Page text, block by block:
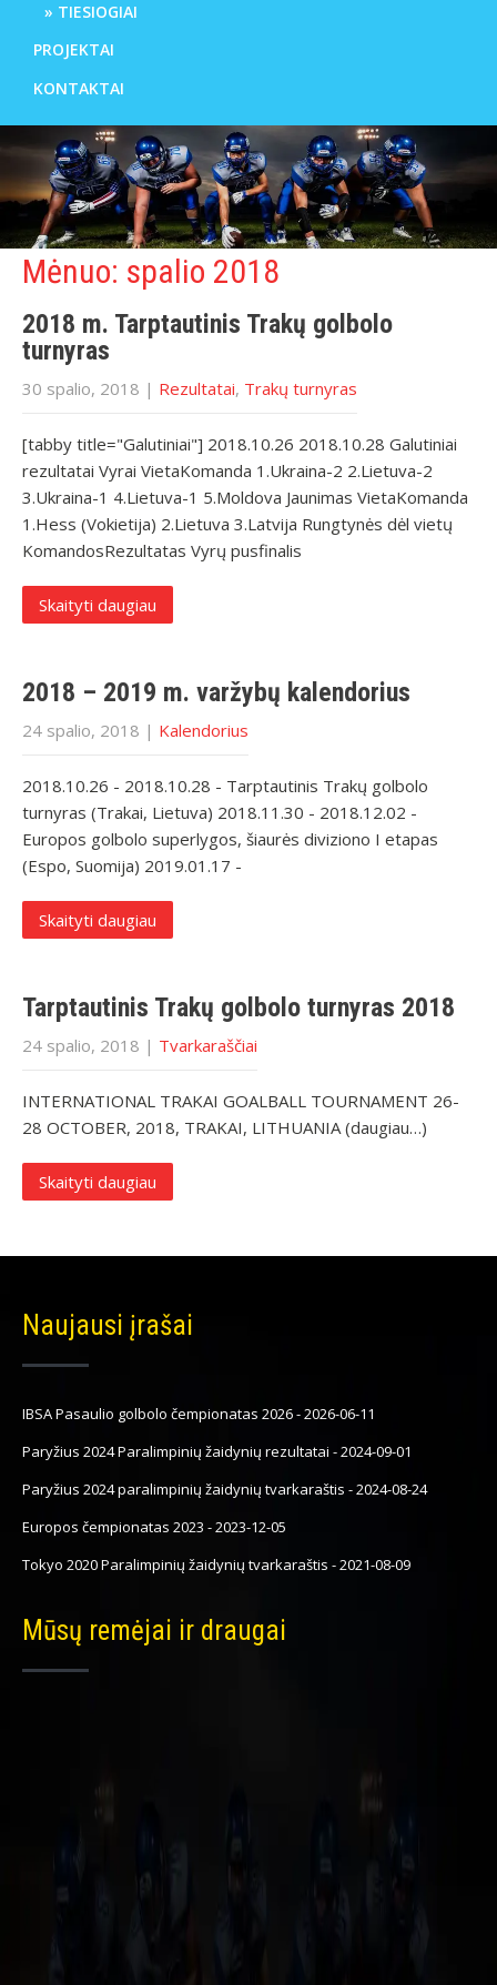
TIESIOGIAI
PROJEKTAI
KONTAKTAI
Mėnuo: spalio 2018
2018 m. Tarptautinis Trakų golbolo
turnyras
30 spalio, 2018 | Rezultatai, Trakų turnyras
[tabby title="Galutiniai"] 2018.10.26 2018.10.28 Galutiniai
rezultatai Vyrai VietaKomanda 1.Ukraina-2 2.Lietuva-2
3.Ukraina-1 4.Lietuva-1 5.Moldova Jaunimas VietaKomanda
1.Hess (Vokietija) 2.Lietuva 3.Latvija Rungtynės dėl vietų
KomandosRezultatas Vyrų pusfinalis
Skaityti daugiau
2018 – 2019 m. varžybų kalendorius
24 spalio, 2018 | Kalendorius
2018.10.26 - 2018.10.28 - Tarptautinis Trakų golbolo
turnyras (Trakai, Lietuva) 2018.11.30 - 2018.12.02 -
Europos golbolo superlygos, šiaurės diviziono I etapas
(Espo, Suomija) 2019.01.17 -
Skaityti daugiau
Tarptautinis Trakų golbolo turnyras 2018
24 spalio, 2018 | Tvarkaraščiai
INTERNATIONAL TRAKAI GOALBALL TOURNAMENT 26-
28 OCTOBER, 2018, TRAKAI, LITHUANIA (daugiau…)
Skaityti daugiau
Naujausi įrašai
IBSA Pasaulio golbolo čempionatas 2026-2026-06-11
Paryžius 2024 Paralimpinių žaidynių rezultatai -2024-09-01
Paryžius 2024 paralimpinių žaidynių tvarkaraštis -2024-08-24
Europos čempionatas 2023 -2023-12-05
Tokyo 2020 Paralimpinių žaidynių tvarkaraštis -2021-08-09
Mūsų remėjai ir draugai